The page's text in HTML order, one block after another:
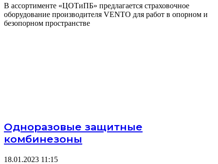
В ассортименте «ЦОТиПБ» предлагается страховочное
оборудование производителя VENTO для работ в опорном и
безопорном пространстве
Одноразовые защитные
комбинезоны
18.01.2023 11:15